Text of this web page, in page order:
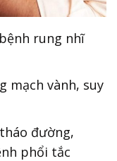
rung nhĩ
mạch vành, suy
đường,
phổi tắc